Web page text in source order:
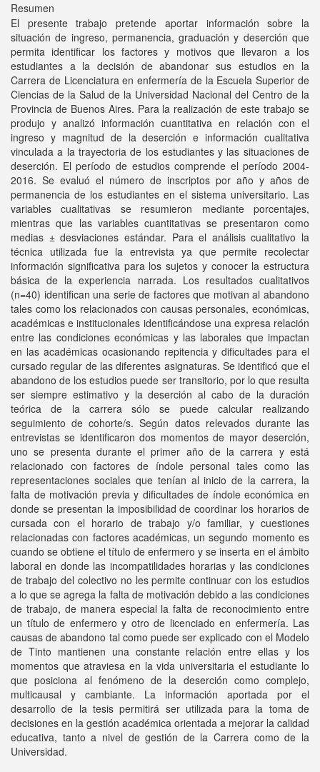
Resumen
El presente trabajo pretende aportar información sobre la
situación de ingreso, permanencia, graduación y deserción que
permita identificar los factores y motivos que llevaron a los
estudiantes a la decisión de abandonar sus estudios en la
Carrera de Licenciatura en enfermería de la Escuela Superior de
Ciencias de la Salud de la Universidad Nacional del Centro de la
Provincia de Buenos Aires. Para la realización de este trabajo se
produjo y analizó información cuantitativa en relación con el
ingreso y magnitud de la deserción e información cualitativa
vinculada a la trayectoria de los estudiantes y las situaciones de
deserción. El período de estudios comprende el período 2004-
2016. Se evaluó el número de inscriptos por año y años de
permanencia de los estudiantes en el sistema universitario. Las
variables cualitativas se resumieron mediante porcentajes,
mientras que las variables cuantitativas se presentaron como
medias ± desviaciones estándar. Para el análisis cualitativo la
técnica utilizada fue la entrevista ya que permite recolectar
información significativa para los sujetos y conocer la estructura
básica de la experiencia narrada. Los resultados cualitativos
(n=40) identifican una serie de factores que motivan al abandono
tales como los relacionados con causas personales, económicas,
académicas e institucionales identificándose una expresa relación
entre las condiciones económicas y las laborales que impactan
en las académicas ocasionando repitencia y dificultades para el
cursado regular de las diferentes asignaturas. Se identificó que el
abandono de los estudios puede ser transitorio, por lo que resulta
ser siempre estimativo y la deserción al cabo de la duración
teórica de la carrera sólo se puede calcular realizando
seguimiento de cohorte/s. Según datos relevados durante las
entrevistas se identificaron dos momentos de mayor deserción,
uno se presenta durante el primer año de la carrera y está
relacionado con factores de índole personal tales como las
representaciones sociales que tenían al inicio de la carrera, la
falta de motivación previa y dificultades de índole económica en
donde se presentan la imposibilidad de coordinar los horarios de
cursada con el horario de trabajo y/o familiar, y cuestiones
relacionadas con factores académicas, un segundo momento es
cuando se obtiene el título de enfermero y se inserta en el ámbito
laboral en donde las incompatilidades horarias y las condiciones
de trabajo del colectivo no les permite continuar con los estudios
a lo que se agrega la falta de motivación debido a las condiciones
de trabajo, de manera especial la falta de reconocimiento entre
un título de enfermero y otro de licenciado en enfermería. Las
causas de abandono tal como puede ser explicado con el Modelo
de Tinto mantienen una constante relación entre ellas y los
momentos que atraviesa en la vida universitaria el estudiante lo
que posiciona al fenómeno de la deserción como complejo,
multicausal y cambiante. La información aportada por el
desarrollo de la tesis permitirá ser utilizada para la toma de
decisiones en la gestión académica orientada a mejorar la calidad
educativa, tanto a nivel de gestión de la Carrera como de la
Universidad.